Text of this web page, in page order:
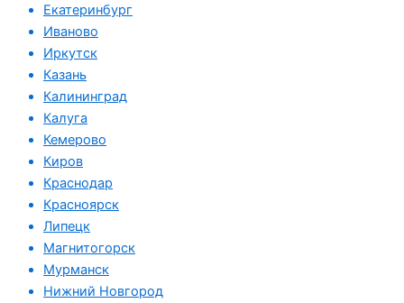
Екатеринбург
Иваново
Иркутск
Казань
Калининград
Калуга
Кемерово
Киров
Краснодар
Красноярск
Липецк
Магнитогорск
Мурманск
Нижний Новгород